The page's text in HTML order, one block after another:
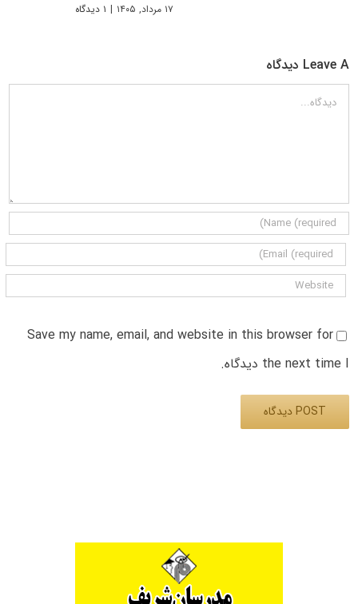
۱۷ مرداد, ۱۴۰۵ | ۱ دیدگاه
Leave A دیدگاه
دیدگاه
Save my name, email, and website in this browser for
the next time I دیدگاه.